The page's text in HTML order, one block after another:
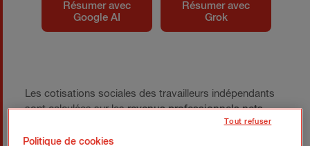
Résumer avec
Google AI
Résumer avec
Grok
Les cotisations sociales des travailleurs indépendants
sont calculées sur lesrevenus professionnels nets,
mais le mode de calcul varie selon votre régime.
Politique de cookies
Tout refuser